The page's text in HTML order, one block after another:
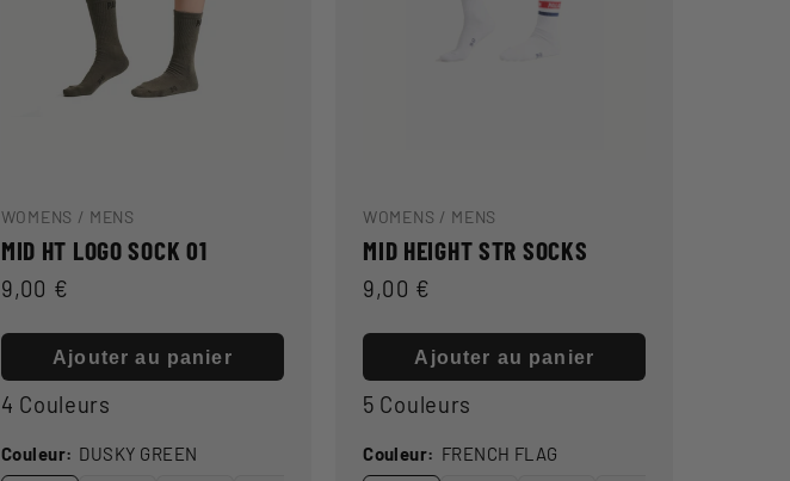
WOMENS / MENS
MID HT LOGO SOCK 01
Prix
9,00 €
Ajouter au panier
4 Couleurs
Couleur: DUSKY GREEN
WOMENS / MENS
MID HEIGHT STR SOCKS
Prix
9,00 €
Ajouter au panier
5 Couleurs
Couleur: FRENCH FLAG